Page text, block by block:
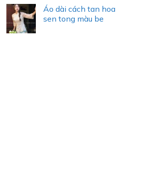
Áo dài cách tan hoa
sen tong màu be